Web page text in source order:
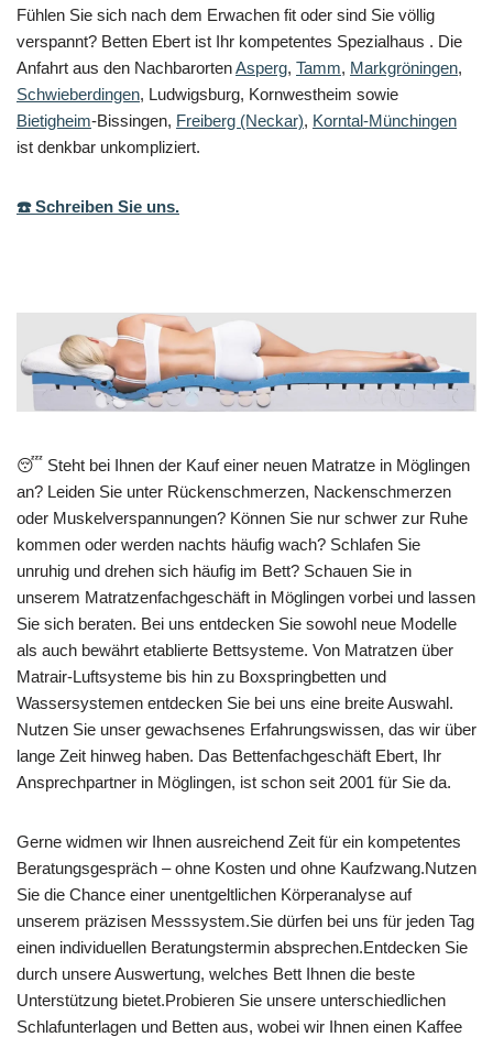
Fühlen Sie sich nach dem Erwachen fit oder sind Sie völlig
verspannt? Betten Ebert ist Ihr kompetentes Spezialhaus . Die
Anfahrt aus den NachbarortenAsperg, Tamm, Markgröningen,
Schwieberdingen, Ludwigsburg, Kornwestheim sowie
Bietigheim-Bissingen, Freiberg (Neckar), Korntal-Münchingen
ist denkbar unkompliziert.
☎️ Schreiben Sie uns.
😴 Steht bei Ihnen der Kauf einer neuen Matratze in Möglingen
an? Leiden Sie unter Rückenschmerzen, Nackenschmerzen
oder Muskelverspannungen? Können Sie nur schwer zur Ruhe
kommen oder werden nachts häufig wach? Schlafen Sie
unruhig und drehen sich häufig im Bett? Schauen Sie in
unserem Matratzenfachgeschäft in Möglingen vorbei und lassen
Sie sich beraten. Bei uns entdecken Sie sowohl neue Modelle
als auch bewährt etablierte Bettsysteme. Von Matratzen über
Matrair-Luftsysteme bis hin zu Boxspringbetten und
Wassersystemen entdecken Sie bei uns eine breite Auswahl.
Nutzen Sie unser gewachsenes Erfahrungswissen, das wir über
lange Zeit hinweg haben. Das Bettenfachgeschäft Ebert, Ihr
Ansprechpartner in Möglingen, ist schon seit 2001 für Sie da.
Gerne widmen wir Ihnen ausreichend Zeit für ein kompetentes
Beratungsgespräch – ohne Kosten und ohne Kaufzwang.Nutzen
Sie die Chance einer unentgeltlichen Körperanalyse auf
unserem präzisen Messsystem.Sie dürfen bei uns für jeden Tag
einen individuellen Beratungstermin absprechen.Entdecken Sie
durch unsere Auswertung, welches Bett Ihnen die beste
Unterstützung bietet.Probieren Sie unsere unterschiedlichen
Schlafunterlagen und Betten aus, wobei wir Ihnen einen Kaffee